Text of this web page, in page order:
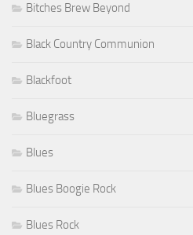
Bitches Brew Beyond
Black Country Communion
Blackfoot
Bluegrass
Blues
Blues Boogie Rock
Blues Rock